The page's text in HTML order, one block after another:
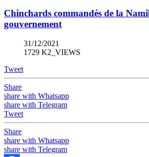
Chinchards commandés de la
gouvernement
31/12/2021
1729 K2_VIEWS
Tweet
Share
share with Whatsapp
share with Telegram
Tweet
Share
share with Whatsapp
share with Telegram